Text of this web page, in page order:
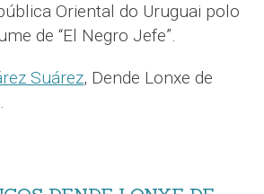
Oriental do Uruguai polo
de “El Negro Jefe”.
Suárez, Dende Lonxe de